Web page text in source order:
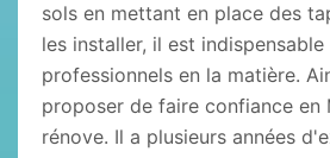
sols en mettant en place des
les installer, il est
professionnels en la matière.
proposer de faire confiance en
rénove. Il a plusieurs années